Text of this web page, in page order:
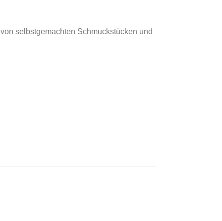
selbstgemachten Schmuckstücken und